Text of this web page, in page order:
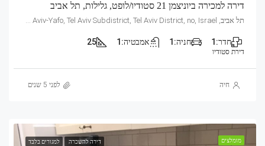
דירה למכירה ביוניצמן 21 סטודיו/לופט, גלילות, תל אביב
תל אביב, Mandarin, 21, Yunitsman, Tel Aviv, Glilot, Tel Aviv-Yafo, Tel Aviv Subdistrict, Tel Aviv District, no, Israel
חדר: 1 חניה: 1 אמבטיה: 1
25
דירת סטודיו
חיה לפני 5 שנים
מומלצים דירה להשכרה למגורים בלבד